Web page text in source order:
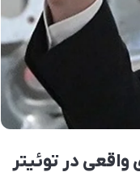
در توئیتر